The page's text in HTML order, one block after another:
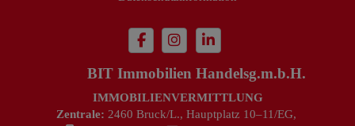
BIT Immobilien Handelsg.m.b.H.
IMMOBILIENVERMITTLUNG
Zentrale: 2460 Bruck/L., Hauptplatz 10–11/EG,